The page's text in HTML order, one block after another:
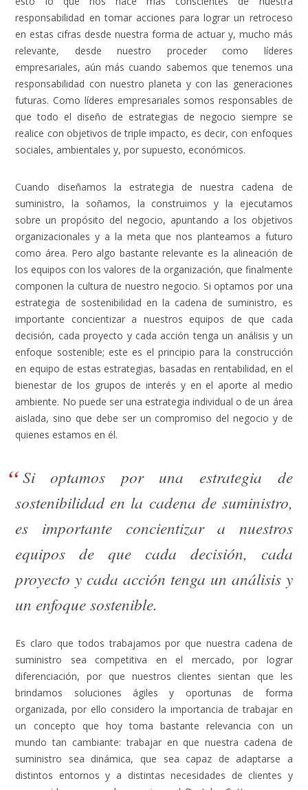
responsabilidad en tomar acciones para lograr un retroceso
en estas cifras desde nuestra forma de actuar y, mucho más
relevante, desde nuestro proceder como líderes
empresariales, aún más cuando sabemos que tenemos una
responsabilidad con nuestro planeta y con las generaciones
futuras.Como líderes empresariales somos responsables de
que todo el diseño de estrategias de negocio siempre se
realice con objetivos de triple impacto, es decir, con enfoques
sociales, ambientales y, por supuesto, económicos.
Cuando diseñamos la estrategia de nuestra cadena de
suministro, la soñamos, la construimos y la ejecutamos
sobre un propósito del negocio, apuntando a los objetivos
organizacionales y a la meta que nos planteamos a futuro
como área. Pero algo bastante relevante es la alineación de
los equipos con los valores de la organización, que finalmente
componen la cultura de nuestro negocio. Si optamos por una
estrategia de sostenibilidad en la cadena de suministro, es
importante concientizar a nuestros equipos de que cada
decisión, cada proyecto y cada acción tenga un análisis y un
enfoque sostenible; este es el principio para la construcción
en equipo de estas estrategias, basadas en rentabilidad, en el
bienestar de los grupos de interés y en el aporte al medio
ambiente. No puede ser una estrategia individual o de un área
aislada, sino que debe ser un compromiso del negocio y de
quienes estamos en él.
Si optamos por una estrategia de
sostenibilidad en la cadena de suministro,
es importante concientizar a nuestros
equipos de que cada decisión, cada
proyecto y cada acción tenga un análisis y
un enfoque sostenible.
Es claro que todos trabajamos por que nuestra cadena de
suministro sea competitiva en el mercado, por lograr
diferenciación, por que nuestros clientes sientan que les
brindamos soluciones ágiles y oportunas de forma
organizada, por ello considero la importancia de trabajar en
un concepto que hoy toma bastante relevancia con un
mundo tan cambiante: trabajar en que nuestra cadena de
suministro sea dinámica, que sea capaz de adaptarse a
distintos entornos y a distintas necesidades de clientes y